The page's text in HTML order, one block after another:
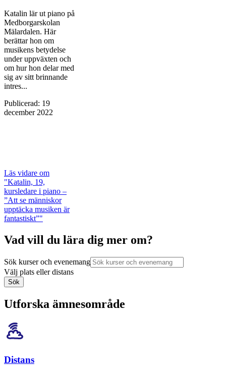
Katalin lär ut piano på
Medborgarskolan
Mälardalen. Här
berättar hon om
musikens betydelse
under uppväxten och
om hur hon delar med
sig av sitt brinnande
intres...
Publicerad: 19
december 2022
Läs vidare om
"Katalin, 19,
kursledare i piano –
”Att se människor
upptäcka musiken är
fantastiskt”"
Vad vill du lära dig mer om?
Sök kurser och evenemang
Välj plats eller distans
Sök
Utforska ämnesområde
Distans